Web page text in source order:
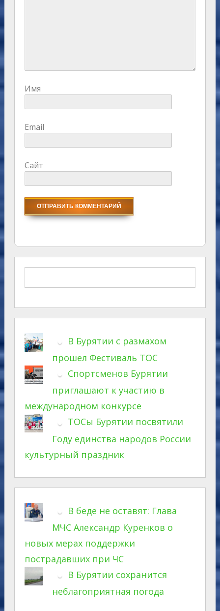
Имя
Email
Сайт
В Бурятии с размахом
прошел Фестиваль ТОС
Спортсменов Бурятии
приглашают к участию в
международном конкурсе
ТОСы Бурятии посвятили
Году единства народов России
культурный праздник
В беде не оставят: Глава
МЧС Александр Куренков о
новых мерах поддержки
пострадавших при ЧС
В Бурятии сохранится
неблагоприятная погода